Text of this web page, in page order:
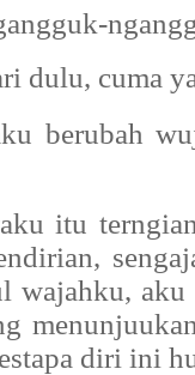
dulu, cuma
berubah
itu
wajahku,
diri ini